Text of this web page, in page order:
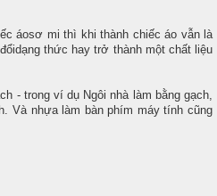
áosơ mi thì khi thành chiếc áo vẫn là
thức hay trở thành một chất liệu
- trong ví dụ Ngôi nhà làm bằng gạch,
Và nhựa làm bàn phím máy tính cũng